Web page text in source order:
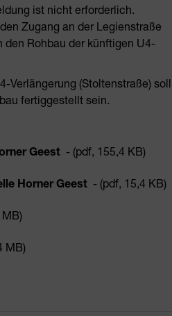
ist nicht erforderlich.
Zugang an der Legienstraße
den Rohbau der künftigen U4-
Verlängerung (Stoltenstraße) soll
fertiggestellt sein.
Geest - (pdf, 155,4 KB)
Horner Geest - (pdf, 15,4 KB)
MB)
MB)